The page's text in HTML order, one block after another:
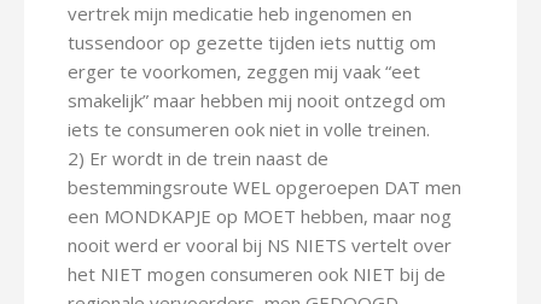
vertrek mijn medicatie heb ingenomen en
tussendoor op gezette tijden iets nuttig om
erger te voorkomen, zeggen mij vaak “eet
smakelijk” maar hebben mij nooit ontzegd om
iets te consumeren ook niet in volle treinen.
2) Er wordt in de trein naast de
bestemmingsroute WEL opgeroepen DAT men
een MONDKAPJE op MOET hebben, maar nog
nooit werd er vooral bij NS NIETS vertelt over
het NIET mogen consumeren ook NIET bij de